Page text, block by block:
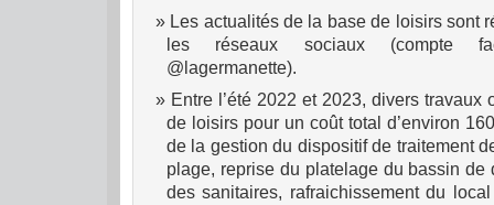
Les actualités de la base de loisirs sont
les réseaux sociaux (compte
@lagermanette).
Entre l’été 2022 et 2023, divers travaux
de loisirs pour un coût total d’environ
de la gestion du dispositif de traitement
plage, reprise du platelage du bassin de
des sanitaires, rafraichissement du